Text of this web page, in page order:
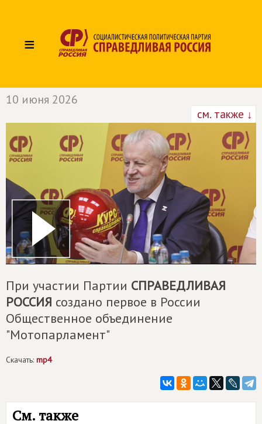
≡
10 июня 2026
см. также ↓
При участии Партии СПРАВЕДЛИВАЯ
РОССИЯ создано первое в России
Общественное объединение
"Мотопарламент"
Скачать: mp4
См. также